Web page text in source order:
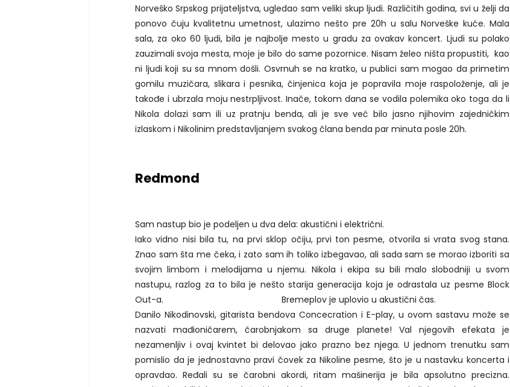
Norveško Srpskog prijateljstva, ugledao sam veliki skup ljudi. Različitih godina, svi u želji da
ponovo čuju kvalitetnu umetnost, ulazimo nešto pre 20h u salu Norveške kuće. Mala
sala, za oko 60 ljudi, bila je najbolje mesto u gradu za ovakav koncert. Ljudi su polako
zauzimali svoja mesta, moje je bilo do same pozornice. Nisam želeo ništa propustiti, kao
ni ljudi koji su sa mnom došli. Osvrnuh se na kratko, u publici sam mogao da primetim
gomilu muzičara, slikara i pesnika, činjenica koja je popravila moje raspoloženje, ali je
takođe i ubrzala moju nestrpljivost. Inače, tokom dana se vodila polemika oko toga da li
Nikola dolazi sam ili uz pratnju benda, ali je sve već bilo jasno njihovim zajedničkim
izlaskom i Nikolinim predstavljanjem svakog člana benda par minuta posle 20h.
Redmond
Sam nastup bio je podeljen u dva dela: akustični i električni.
Iako vidno nisi bila tu, na prvi sklop očiju, prvi ton pesme, otvorila si vrata svog stana.
Znao sam šta me čeka, i zato sam ih toliko izbegavao, ali sada sam se morao izboriti sa
svojim limbom i melodijama u njemu. Nikola i ekipa su bili malo slobodniji u svom
nastupu, razlog za to bila je nešto starija generacija koja je odrastala uz pesme Block
Out-a. Bremeplov je uplovio u akustični čas.
Danilo Nikodinovski, gitarista bendova Concecration i E-play, u ovom sastavu može se
nazvati mađioničarem, čarobnjakom sa druge planete! Val njegovih efekata je
nezamenljiv i ovaj kvintet bi delovao jako prazno bez njega. U jednom trenutku sam
pomislio da je jednostavno pravi čovek za Nikoline pesme, što je u nastavku koncerta i
opravdao. Ređali su se čarobni akordi, ritam mašinerija je bila apsolutno precizna.